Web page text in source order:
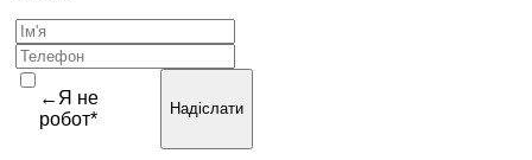
←Я не
робот*
Надіслати